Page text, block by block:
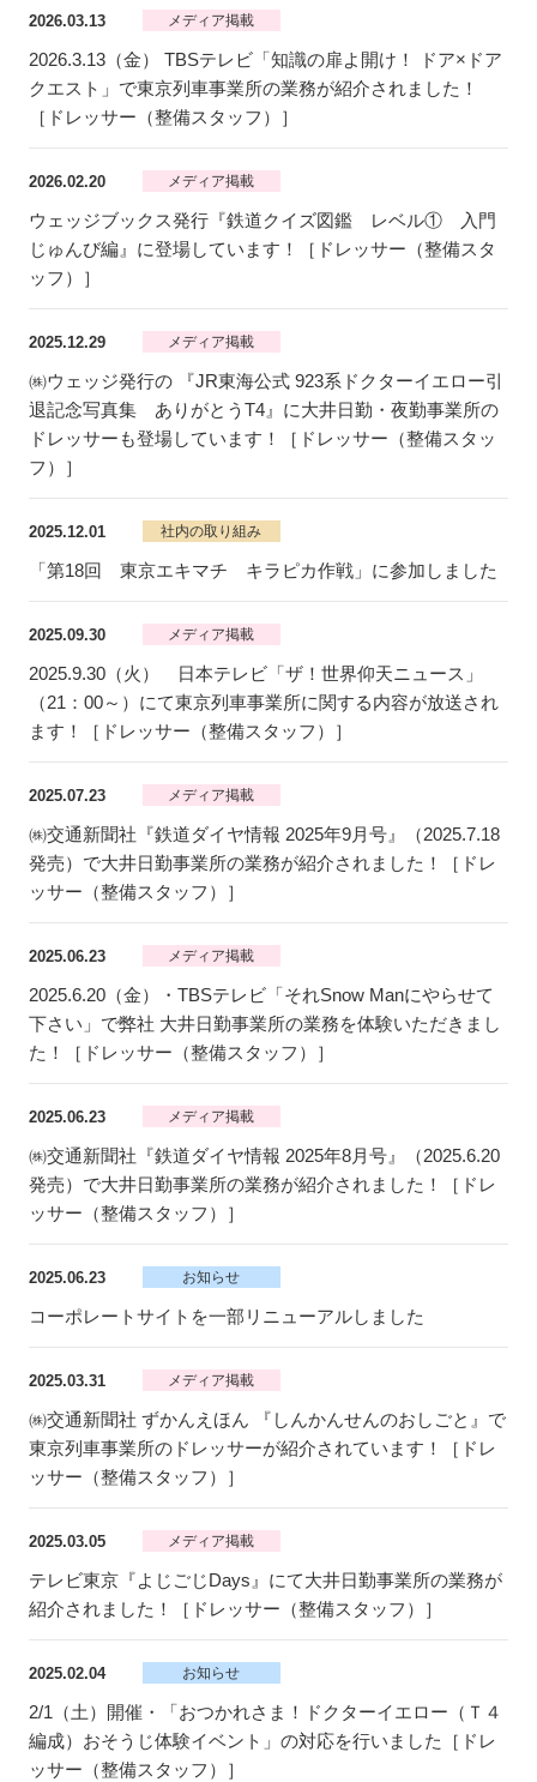
2026.03.13 メディア掲載
2026.3.13（金） TBSテレビ「知識の扉よ開け！ ドア×ドア
クエスト」で東京列車事業所の業務が紹介されました！
［ドレッサー（整備スタッフ）］
2026.02.20 メディア掲載
ウェッジブックス発行『鉄道クイズ図鑑 レベル① 入門
じゅんび編』に登場しています！［ドレッサー（整備スタ
ッフ）］
2025.12.29 メディア掲載
㈱ウェッジ発行の 『JR東海公式 923系ドクターイエロー引
退記念写真集 ありがとうT4』に大井日勤・夜勤事業所の
ドレッサーも登場しています！［ドレッサー（整備スタッ
フ）］
2025.12.01 社内の取り組み
「第18回 東京エキマチ キラピカ作戦」に参加しました
2025.09.30 メディア掲載
2025.9.30（火） 日本テレビ「ザ！世界仰天ニュース」
（21：00～）にて東京列車事業所に関する内容が放送され
ます！［ドレッサー（整備スタッフ）］
2025.07.23 メディア掲載
㈱交通新聞社『鉄道ダイヤ情報 2025年9月号』（2025.7.18
発売）で大井日勤事業所の業務が紹介されました！［ドレ
ッサー（整備スタッフ）］
2025.06.23 メディア掲載
2025.6.20（金）・TBSテレビ「それSnow Manにやらせて
下さい」で弊社 大井日勤事業所の業務を体験いただきまし
た！［ドレッサー（整備スタッフ）］
2025.06.23 メディア掲載
㈱交通新聞社『鉄道ダイヤ情報 2025年8月号』（2025.6.20
発売）で大井日勤事業所の業務が紹介されました！［ドレ
ッサー（整備スタッフ）］
2025.06.23 お知らせ
コーポレートサイトを一部リニューアルしました
2025.03.31 メディア掲載
㈱交通新聞社 ずかんえほん 『しんかんせんのおしごと』で
東京列車事業所のドレッサーが紹介されています！［ドレ
ッサー（整備スタッフ）］
2025.03.05 メディア掲載
テレビ東京『よじごじDays』にて大井日勤事業所の業務が
紹介されました！［ドレッサー（整備スタッフ）］
2025.02.04 お知らせ
2/1（土）開催・「おつかれさま！ドクターイエロー（Ｔ４
編成）おそうじ体験イベント」の対応を行いました［ドレ
ッサー（整備スタッフ）］